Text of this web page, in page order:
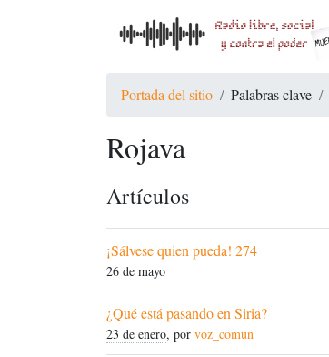
Portada del sitio Palabras clave
Rojava
Artículos
¡Sálvese quien pueda! 274
26 de mayo
¿Qué está pasando en Siria?
23 de enero, por voz_comun